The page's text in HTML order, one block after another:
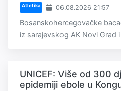
Atletika 06.08.2026 21:57
Bosanskohercegovačke
iz sarajevskog AK Novi Grad
UNICEF: Više od 300
epidemiji ebole u